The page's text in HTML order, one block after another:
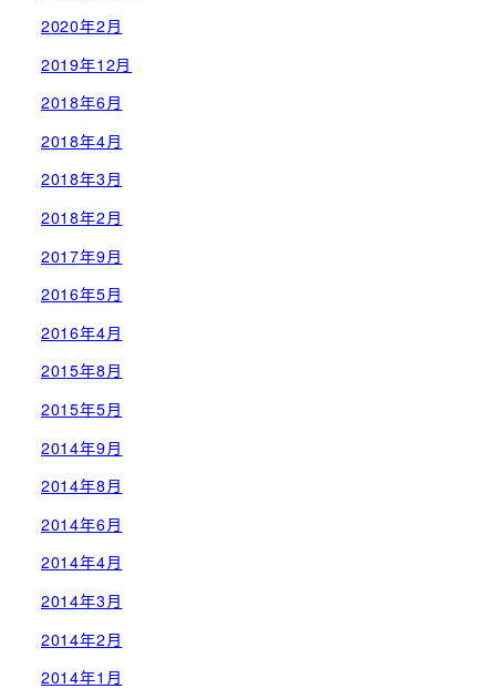
2020年2月
2019年12月
2018年6月
2018年4月
2018年3月
2018年2月
2017年9月
2016年5月
2016年4月
2015年8月
2015年5月
2014年9月
2014年8月
2014年6月
2014年4月
2014年3月
2014年2月
2014年1月